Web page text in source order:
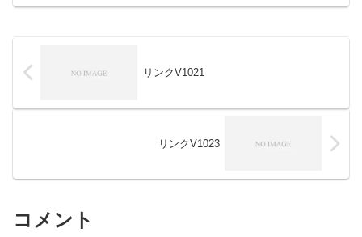
リンクV1021
リンクV1023
コメント